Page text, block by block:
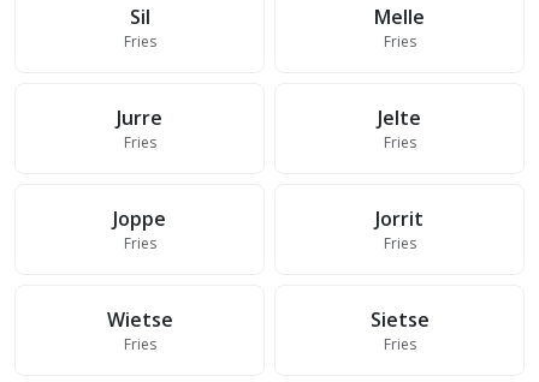
Sil
Fries
Melle
Fries
Jurre
Fries
Jelte
Fries
Joppe
Fries
Jorrit
Fries
Wietse
Fries
Sietse
Fries